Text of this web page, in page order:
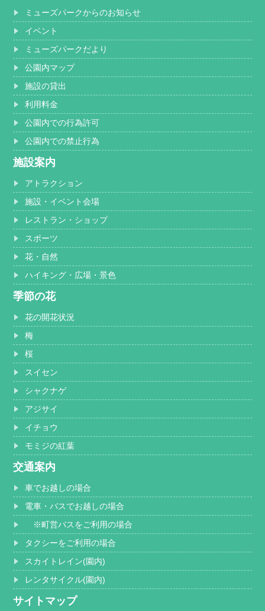
ミューズパークからのお知らせ
イベント
ミューズパークだより
公園内マップ
施設の貸出
利用料金
公園内での行為許可
公園内での禁止行為
施設案内
アトラクション
施設・イベント会場
レストラン・ショップ
スポーツ
花・自然
ハイキング・広場・景色
季節の花
花の開花状況
梅
桜
スイセン
シャクナゲ
アジサイ
イチョウ
モミジの紅葉
交通案内
車でお越しの場合
電車・バスでお越しの場合
※町営バスをご利用の場合
タクシーをご利用の場合
スカイトレイン(園内)
レンタサイクル(園内)
サイトマップ